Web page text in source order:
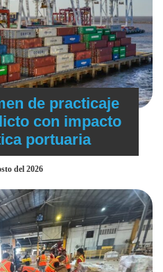
de practicaje
con impacto
portuaria
del 2026